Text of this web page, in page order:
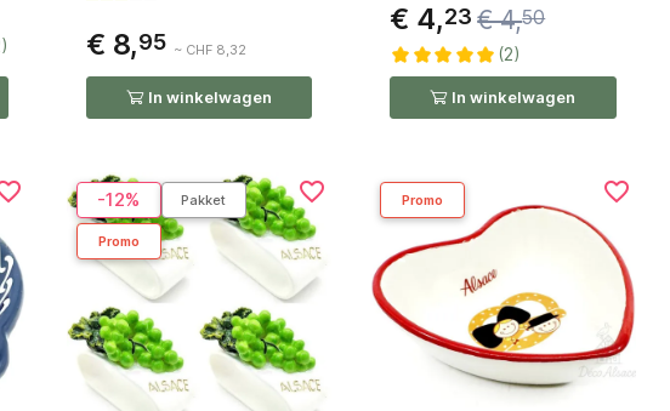
€ 8,95 ~ CHF 8,32
In winkelwagen
€ 4,23 € 4,50
(2)
In winkelwagen
-12% Pakket
Promo
favorite_border Promo favorite_border